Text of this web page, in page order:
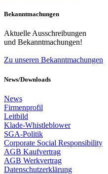
Bekanntmachungen
Aktuelle Ausschreibungen
und Bekanntmachungen!
Zu unseren Bekanntmachungen
News/Downloads
News
Firmenprofil
Leitbild
Klade-Whistleblower
SGA-Politik
Corporate Social Responsibility
AGB Kaufvertrag
AGB Werkvertrag
Datenschutzerklärung